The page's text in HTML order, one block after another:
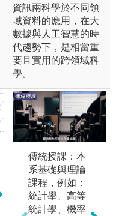
資訊兩科學於不同領
域資料的應用，在大
數據與人工智慧的時
代趨勢下，是相當重
要且實用的跨領域科
學。
統計數據分
析：運用統計
工具分析資料
庫、資料擷取
與運用。
傳統授課：本
系基礎與理論
課程，例如：
統計學、高等
統計學、機率